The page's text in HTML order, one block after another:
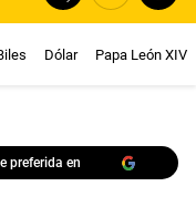
Dólar Papa León XIV
preferida en